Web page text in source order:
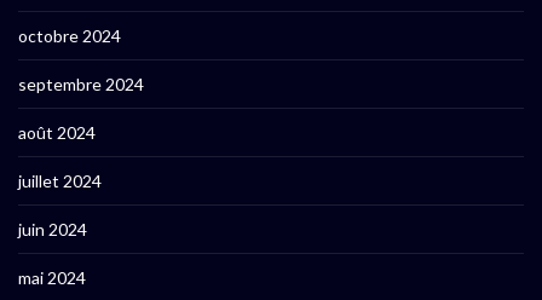
octobre 2024
septembre 2024
août 2024
juillet 2024
juin 2024
mai 2024